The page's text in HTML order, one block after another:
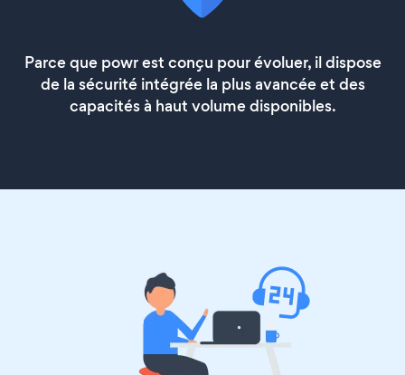
Parce que powr est conçu pour évoluer, il dispose
de la sécurité intégrée la plus avancée et des
capacités à haut volume disponibles.